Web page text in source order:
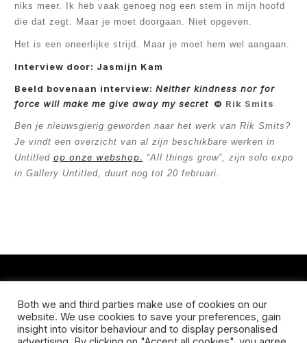
niks meer. Ik heb vaak genoeg nog een stem in mijn hoofd
die dat zegt. Maar je moet doorgaan. Niet opgeven.
Het is een oneerlijke strijd. Maar je moet hem wel aangaan.
Interview door: Jasmijn Kam
Beeld bovenaan interview: Neither kindness nor for
force will make me give away my secret© Rik Smits
Ben je nieuwsgierig geworden naar het werk van Rik Smits?
Je vindt een overzicht van al zijn beschikbare werken in
Untitled op onze webshop. “All things grow”, zijn solo expo
in Gallery Untitled, duurt nog tot 20 februari.
Koningsveldestraat 14
3037 VS Rotterdam
Both we and third parties make use of cookies on our
website. We use cookies to save your preferences, gain
insight into visitor behaviour and to display personalised